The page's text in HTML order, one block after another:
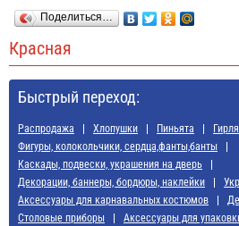
Поделиться…
Красная
Быстрый переход:
Распродажа Хлопушки Пиньята
Фигуры, колокольчики, сердца,фанты,банты
Каскады, подвески, украшения на дверь
Декорации, баннеры, бордюры, наклейки
Аксессуары для карнавальных костюмов
Cтоловые приборы
Аксессуары для